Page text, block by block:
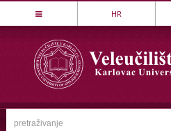
Stručni studij
LOVSTVO I ZAŠTITA PRIRODE
MEHATRONIKA
PREHRAMBENA TEHNOLOGIJA
HR